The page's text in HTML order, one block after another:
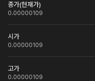
종가(현재가)
0.00000109
시가
0.00000109
고가
0.00000109